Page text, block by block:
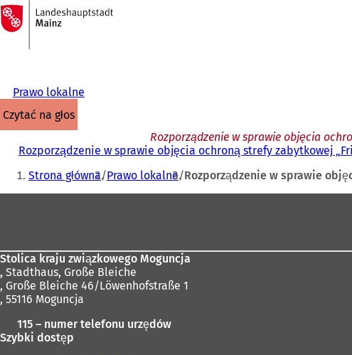
Przejdź do treści
Do
strony
głównej
Prawo lokalne
czytać na głos
Rozporządzenie w sprawie objęcia
Rozporządzenie w sprawie objęcia ochroną strefy zabytkowej
Jesteś
tutaj:
Strona główna Prawo lokalne Rozporządzenie w sprawie
Stolica kraju związkowego Moguncja
, Stadthaus, Große Bleiche
, Große Bleiche 46/Löwenhofstraße 1
, 55116 Moguncja
115 – numer telefonu urzędów
Szybki dostęp